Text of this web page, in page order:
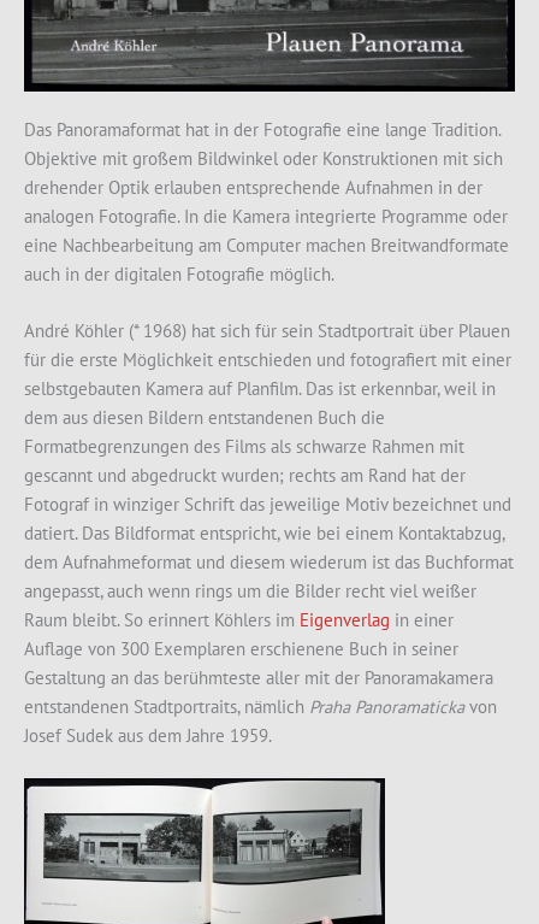
Das Panoramaformat hat in der Fotografie eine lange Tradition.
Objektive mit großem Bildwinkel oder Konstruktionen mit sich
drehender Optik erlauben entsprechende Aufnahmen in der
analogen Fotografie. In die Kamera integrierte Programme oder
eine Nachbearbeitung am Computer machen Breitwandformate
auch in der digitalen Fotografie möglich.
André Köhler (* 1968) hat sich für sein Stadtportrait über Plauen
für die erste Möglichkeit entschieden und fotografiert mit einer
selbstgebauten Kamera auf Planfilm. Das ist erkennbar, weil in
dem aus diesen Bildern entstandenen Buch die
Formatbegrenzungen des Films als schwarze Rahmen mit
gescannt und abgedruckt wurden; rechts am Rand hat der
Fotograf in winziger Schrift das jeweilige Motiv bezeichnet und
datiert. Das Bildformat entspricht, wie bei einem Kontaktabzug,
dem Aufnahmeformat und diesem wiederum ist das Buchformat
angepasst, auch wenn rings um die Bilder recht viel weißer
Raum bleibt. So erinnert Köhlers im Eigenverlag in einer
Auflage von 300 Exemplaren erschienene Buch in seiner
Gestaltung an das berühmteste aller mit der Panoramakamera
entstandenen Stadtportraits, nämlich Praha Panoramatickavon
Josef Sudek aus dem Jahre 1959.